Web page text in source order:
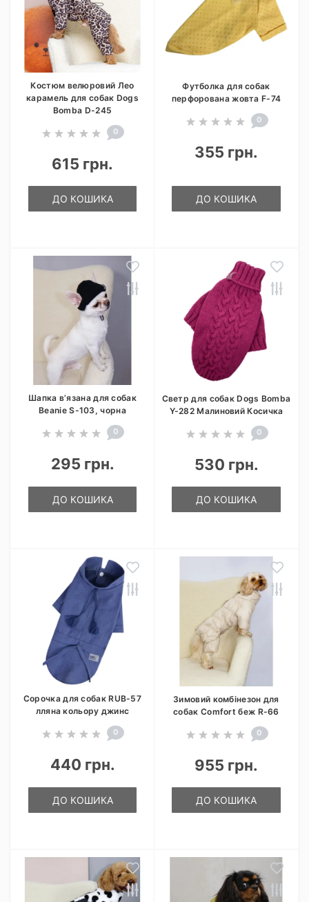
Костюм велюровий Лео
карамель для собак Dogs
Bomba D-245
0
615 грн.
ДО КОШИКА
Футболка для собак
перфорована жовта F-74
0
355 грн.
ДО КОШИКА
Шапка в’язана для собак
Beanie S-103, чорна
0
295 грн.
ДО КОШИКА
Светр для собак Dogs Bomba
Y-282 Малиновий Косичка
0
530 грн.
ДО КОШИКА
Сорочка для собак RUB-57
лляна кольору джинс
0
440 грн.
ДО КОШИКА
Зимовий комбінезон для
собак Comfort беж R-66
0
955 грн.
ДО КОШИКА